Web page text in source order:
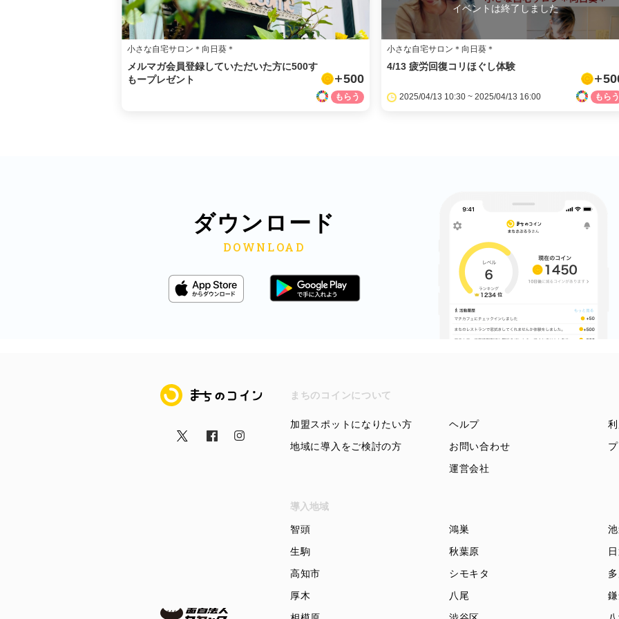
小さな自宅サロン＊向日葵＊
メルマガ会員登録していただいた方に500す
もープレゼント
500
イベントは終了しました
小さな自宅サロン＊向日葵＊
4/13 疲労回復コリほぐし体験
2025/04/13 10:30 ~ 2025/04/13 16:00
ダウンロード
まちのコイン まちのコインについて
加盟スポットになりたい方
地域に導入をご検討の方
ヘルプ
お問い合わせ
運営会社
導入地域
智頭 鴻巣
生駒
秋葉原
高知市
シモキタ
厚木
八尾